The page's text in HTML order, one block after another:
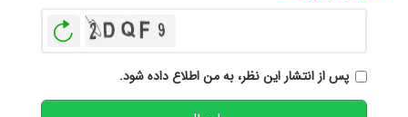
پس از انتشار این نظر، به من اطلاع داده شود.